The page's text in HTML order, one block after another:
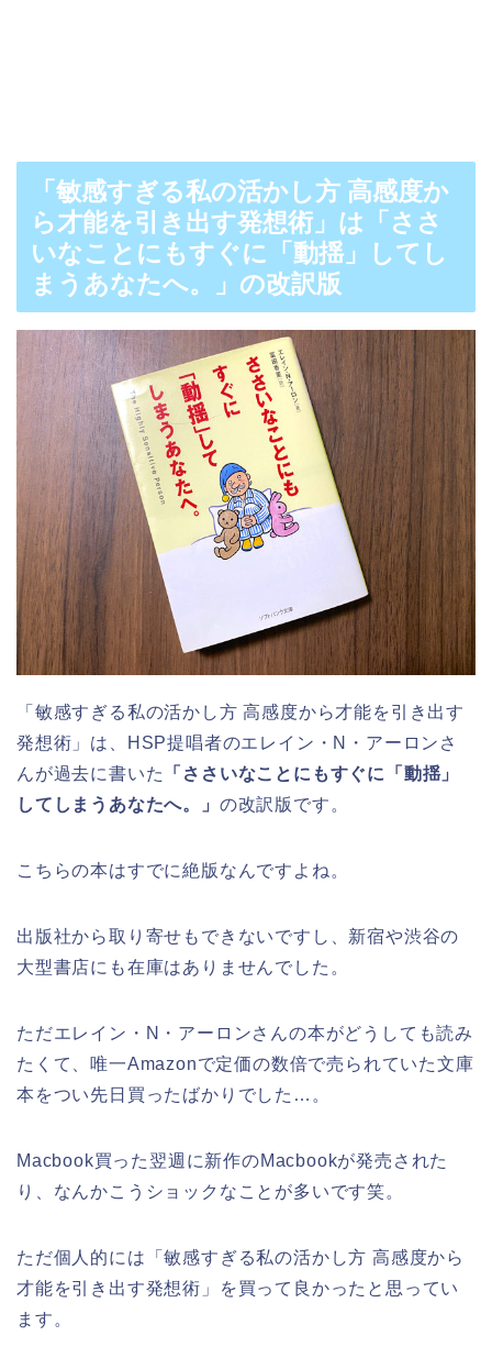
「敏感すぎる私の活かし方 高感度か
ら才能を引き出す発想術」は「ささ
いなことにもすぐに「動揺」してし
まうあなたへ。」の改訳版
「敏感すぎる私の活かし方 高感度から才能を引き出す
発想術」は、HSP提唱者のエレイン・N・アーロンさ
んが過去に書いた
「ささいなことにもすぐに「動揺」
してしまうあなたへ。」 の改訳版です。
こちらの本はすでに絶版なんですよね。
出版社から取り寄せもできないですし、新宿や渋谷の
大型書店にも在庫はありませんでした。
ただエレイン・N・アーロンさんの本がどうしても読み
たくて、唯一Amazonで定価の数倍で売られていた文庫
本をつい先日買ったばかりでした…。
Macbook買った翌週に新作のMacbookが発売された
り、なんかこうショックなことが多いです笑。
ただ個人的には「敏感すぎる私の活かし方 高感度から
才能を引き出す発想術」を買って良かったと思ってい
ます。